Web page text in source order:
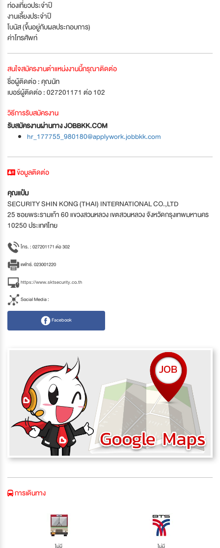
ท่องเที่ยวประจำปี
งานเลี้ยงประจำปี
โบนัส (ขึ้นอยู่กับผลประกอบการ)
ค่าโทรศัพท์
สนใจสมัครงานตำแหน่งงานนี้กรุณาติดต่อ
ชื่อผู้ติดต่อ : คุณนัท
เบอร์ผู้ติดต่อ : 027201171 ต่อ 102
วิธีการรับสมัครงาน
รับสมัครงานผ่านทาง JOBBKK.COM
hr_177755_980180@applywork.jobbkk.com
ข้อมูลติดต่อ
คุณแป๋ม
SECURITY SHIN KONG (THAI) INTERNATIONAL CO.,LTD
25 ซอยพระรามเก้า 60 แขวงสวนหลวง เขตสวนหลวง จังหวัดกรุงเทพมหานคร
10250 ประเทศไทย
โทร. : 027201171 ต่อ 302
แฟกซ์. 023001220
https://www.sktsecurity.co.th
Social Media :
Facebook
การเดินทาง
ไม่มี ไม่มี